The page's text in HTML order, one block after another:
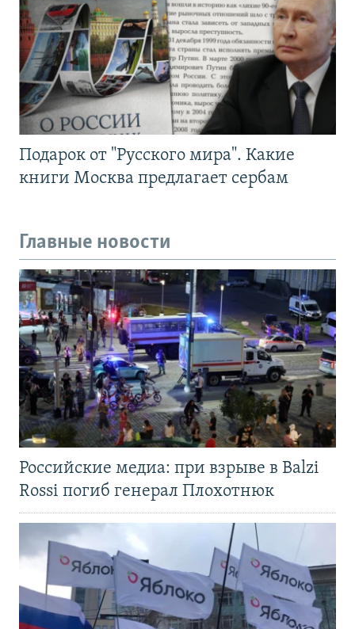
Подарок от "Русского мира". Какие
книги Москва предлагает сербам
Главные новости
Российские медиа: при взрыве в Balzi
Rossi погиб генерал Плохотнюк